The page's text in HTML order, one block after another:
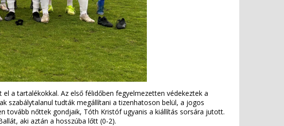
a tartalékokkal. Az első félidőben fegyelmezetten védekeztek a
szabálytalanul tudták megállítani a tizenhatoson belül, a jogos
tovább nőttek gondjaik, Tóth Kristóf ugyanis a kiállítás sorsára jutott.
aki aztán a hosszúba lőtt (0-2).